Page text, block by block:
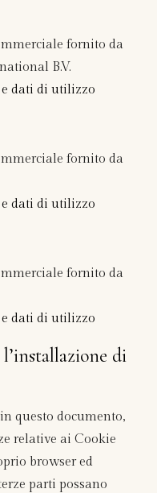
fornito da
B.V.
dati di utilizzo
fornito da
dati di utilizzo
fornito da
dati di utilizzo
di
questo documento,
relative ai Cookie
browser ed
parti possano